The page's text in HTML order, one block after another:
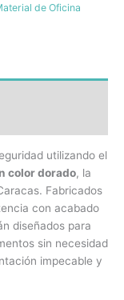
de Oficina
utilizando el
color dorado, la
Fabricados
con acabado
diseñados para
sin necesidad
impecable y